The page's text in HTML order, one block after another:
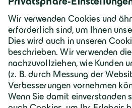
JPG
Zur Karriereseite